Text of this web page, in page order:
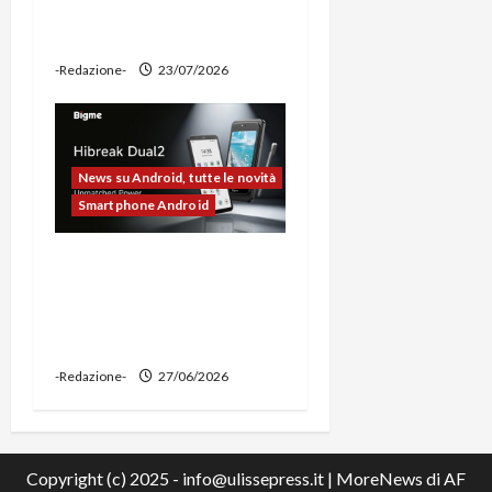
-Redazione- 23/07/2026
News su Android, tutte le novità
Smartphone Android
-Redazione- 27/06/2026
Copyright (c) 2025 - info@ulissepress.it | MoreNews di AF